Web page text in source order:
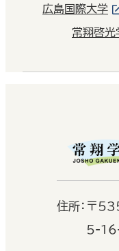
広島国際大学
常翔啓光
住所： 〒
5-